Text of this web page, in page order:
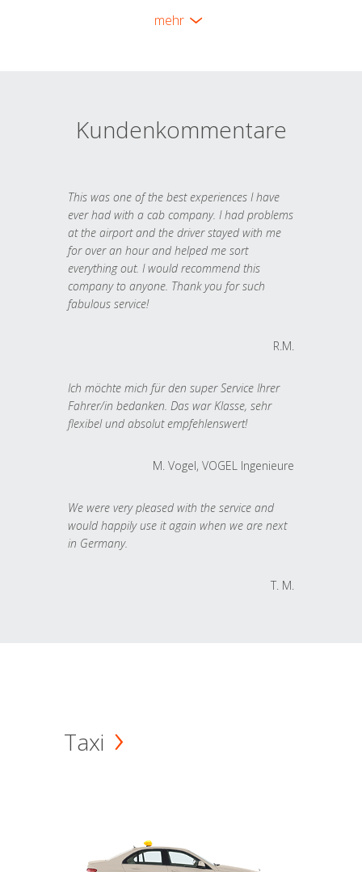
mehr
Kundenkommentare
This was one of the best experiences I have
ever had with a cab company. I had problems
at the airport and the driver stayed with me
for over an hour and helped me sort
everything out. I would recommend this
company to anyone. Thank you for such
fabulous service!
R.M.
Ich möchte mich für den super Service Ihrer
Fahrer/in bedanken. Das war Klasse, sehr
flexibel und absolut empfehlenswert!
M. Vogel, VOGEL Ingenieure
We were very pleased with the service and
would happily use it again when we are next
in Germany.
T. M.
Taxi